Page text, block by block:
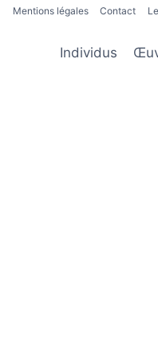
Mentions légales Contact
Individus